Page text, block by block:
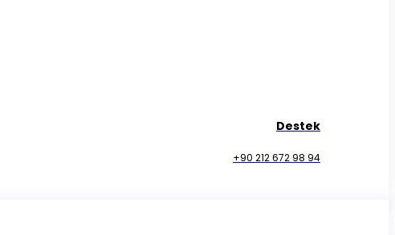
Destek
+90 212 672 98 94